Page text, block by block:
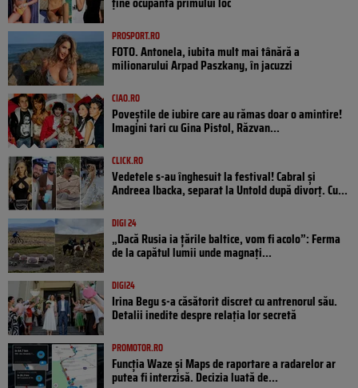
PROSPORT.RO
FOTO. Antonela, iubita mult mai tânără a
milionarului Arpad Paszkany, în jacuzzi
CIAO.RO
Poveştile de iubire care au rămas doar o amintire!
Imagini tari cu Gina Pistol, Răzvan...
CLICK.RO
Vedetele s-au înghesuit la festival! Cabral și
Andreea Ibacka, separat la Untold după divorț. Cu...
DIGI 24
„Dacă Rusia ia țările baltice, vom fi acolo”: Ferma
de la capătul lumii unde magnați...
DIGI24
Irina Begu s-a căsătorit discret cu antrenorul său.
Detalii inedite despre relația lor secretă
PROMOTOR.RO
Funcția Waze și Maps de raportare a radarelor ar
putea fi interzisă. Decizia luată de...